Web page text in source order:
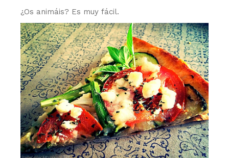
¿Os animáis? Es muy fácil.